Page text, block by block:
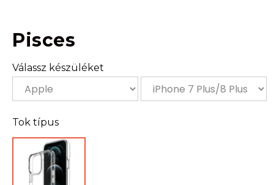
Pisces
Válassz készüléket
Tok típus